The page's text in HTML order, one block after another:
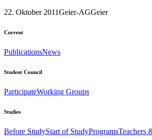
22. Oktober 2011Geier-AGGeier
Current
PublicationsNews
Student Council
ParticipateWorking Groups
Studies
Before StudyStart of StudyProgramsTeachers